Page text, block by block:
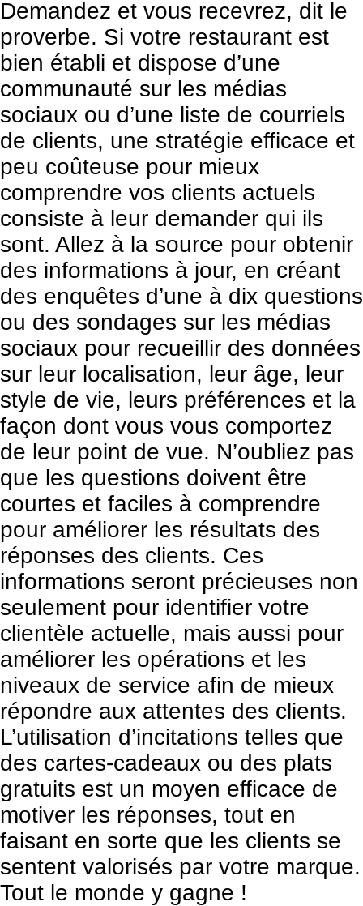
Demandez et vous recevrez, dit le
proverbe. Si votre restaurant est
bien établi et dispose d’une
communauté sur les médias
sociaux ou d’une liste de courriels
de clients, une stratégie efficace et
peu coûteuse pour mieux
comprendre vos clients actuels
consiste à leur demander qui ils
sont. Allez à la source pour obtenir
des informations à jour, en créant
des enquêtes d’une à dix questions
ou des sondages sur les médias
sociaux pour recueillir des données
sur leur localisation, leur âge, leur
style de vie, leurs préférences et la
façon dont vous vous comportez
de leur point de vue. N’oubliez pas
que les questions doivent être
courtes et faciles à comprendre
pour améliorer les résultats des
réponses des clients. Ces
informations seront précieuses non
seulement pour identifier votre
clientèle actuelle, mais aussi pour
améliorer les opérations et les
niveaux de service afin de mieux
répondre aux attentes des clients.
L’utilisation d’incitations telles que
des cartes-cadeaux ou des plats
gratuits est un moyen efficace de
motiver les réponses, tout en
faisant en sorte que les clients se
sentent valorisés par votre marque.
Tout le monde y gagne !